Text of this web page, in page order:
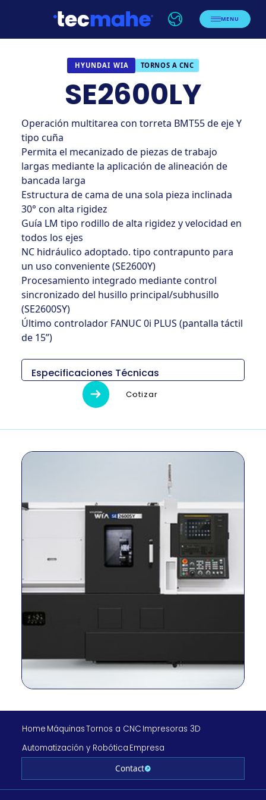
MENU
HYUNDAI WIA TORNOS A CNC
SE2600LY
Operación multitarea con torreta BMT55 de eje Y
tipo cuña
Permita el mecanizado de piezas de trabajo
largas mediante la aplicación de alineación de
bancada larga
Estructura de cama de una sola pieza inclinada
30° con alta rigidez
Guía LM tipo rodillo de alta rigidez y velocidad en
todos los ejes
NC hidráulico adoptado. tipo contrapunto para
un uso conveniente (SE2600Y)
Procesamiento integrado mediante control
sincronizado del husillo principal/subhusillo
(SE2600SY)
Último controlador FANUC 0i PLUS (pantalla táctil
de 15”)
Especificaciones Técnicas
Descripción
Medidas (L x An x Al)
-
Peso
-
380 mm
Longitud máxima de
giro
1073 mm
Tamaño de la rueda
Tamaño del mandril
Cinturón
conducción
3500 rpm
Salida del husillo
N.m
Viajes (X/Y/Z/A/B/C)
mm
No. de herramientas
12
Tamaño de la
25/40 mm
Cotizar
Home MáquinasTornos a CNC Impresoras 3D
Automatización y Robótica Empresa
Contact